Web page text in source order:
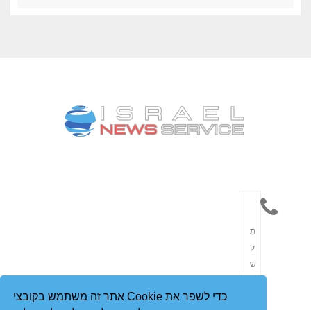
אתר זה משתמש בקובצי Cookie כדי לשפר את
תִ
ק
שׁ